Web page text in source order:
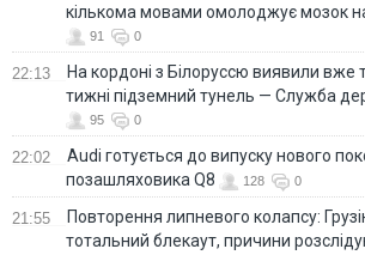
кількома мовами омолоджує мозок
91 0
22:13
На кордоні з Білоруссю виявили вже
тижні підземний тунель — Служба
95 0
22:02
Audi готується до випуску нового
позашляховика Q8
128 0
21:55
Повторення липневого колапсу:
тотальний блекаут, причини